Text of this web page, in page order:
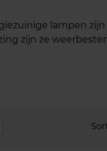
lampen
zijn ze